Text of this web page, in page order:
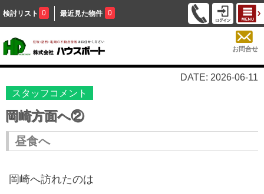
検討リスト 0 最近見た物件 0
お問合せ
DATE: 2026-06-11
スタッフコメント
岡崎方面へ②
昼食へ
岡崎へ訪れたのは